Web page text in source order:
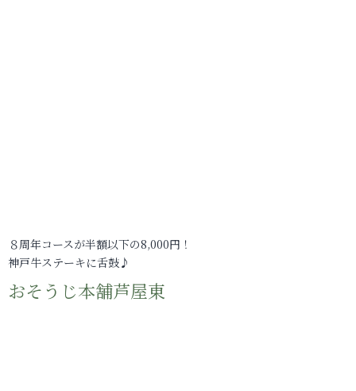
８周年コースが半額以下の8,000円！
神戸牛ステーキに舌鼓♪
おそうじ本舗芦屋東